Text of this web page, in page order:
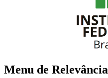
Menu de Relevância